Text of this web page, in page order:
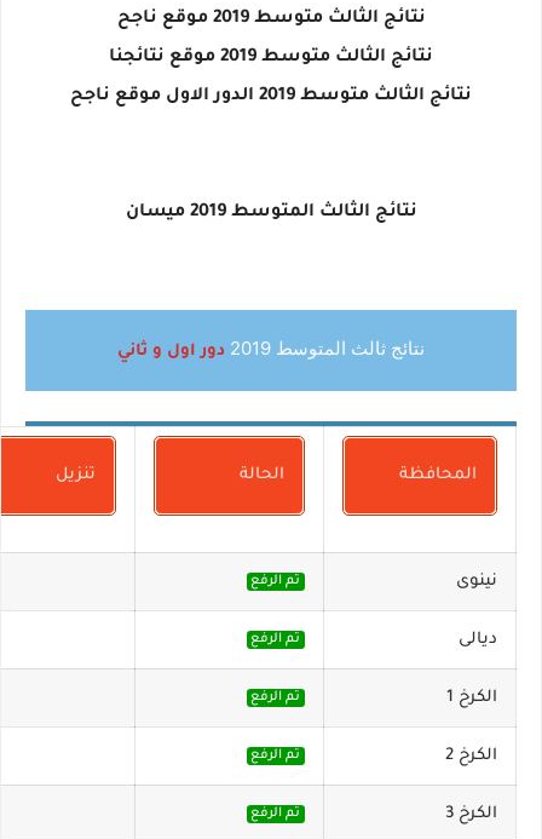
نتائج الثالث متوسط 2019 موقع ناجح
نتائج الثالث متوسط 2019 موقع نتائجنا
نتائج الثالث متوسط 2019 الدور الاول موقع ناجح
نتائج الثالث المتوسط 2019 ميسان
نتائج ثالث المتوسط 2019 دور اول و ثاني
المحافظة الحالة تنزيل
نينوى تم الرفع
ديالى تم الرفع
الكرخ 1 تم الرفع
الكرخ 2 تم الرفع
الكرخ 3 تم الرفع